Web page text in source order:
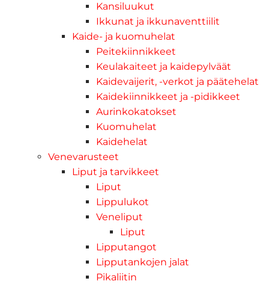
Kansiluukut
Ikkunat ja ikkunaventtiilit
Kaide- ja kuomuhelat
Peitekiinnikkeet
Keulakaiteet ja kaidepylväät
Kaidevaijerit, -verkot ja päätehelat
Kaidekiinnikkeet ja -pidikkeet
Aurinkokatokset
Kuomuhelat
Kaidehelat
Venevarusteet
Liput ja tarvikkeet
Liput
Lippulukot
Veneliput
Liput
Lipputangot
Lipputankojen jalat
Pikaliitin